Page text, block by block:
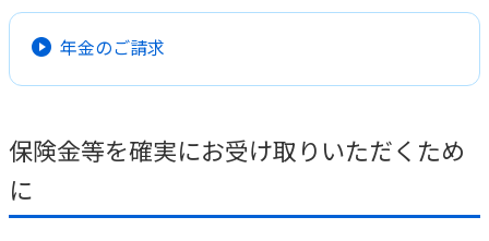
お客さまに関する情報等の確認の取り組み
各種サービス・お知らせ
ご契約手続きの流れ
お問い合わせ
かんぽアプリ～かんぽの健康と安心を手のひらに～
年金のご請求
保険金等を確実にお受け取りいただくため
に